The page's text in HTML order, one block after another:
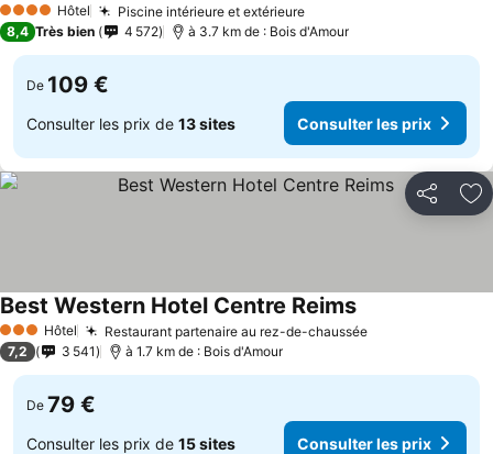
4 Étoiles Hôtel Piscine intérieure et extérieure
8,4 Très bien 4 572 à 3.7 km de : Bois d'Amour
De 109 €
Consulter les prix de 13 sites Consulter les prix
Partager
3 ÉtoilesHôtel Restaurant partenaire au rez-de-chaussée
Best Western Hotel Centre Reims
7,2 3 541 à 1.7 km de : Bois d'Amour
De 79 €
Consulter les prix de 15 sites Consulter les prix